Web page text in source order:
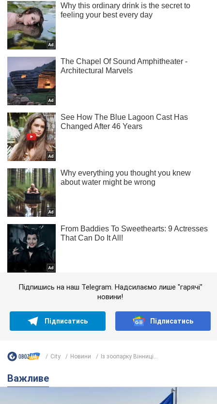
Підпишись на наш Telegram. Надсилаємо лише "гарячі"
новини!
Підписатись Підписатись
City Новини Із зоопарку Вінниці...
Важливе